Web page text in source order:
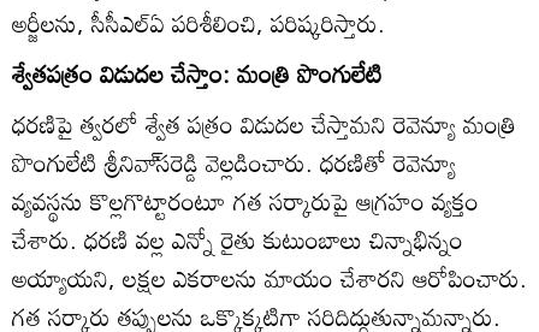
అర్జీలను, సీసీఎల్‌ఏ పరిశీలించి, పరిష్కరిస్తారు.
శ్వేతపత్రం విడుదల చేస్తాం: మంత్రి పొంగులేటి
ధరణిపై త్వరలో శ్వేత పత్రం విడుదల చేస్తామని రెవెన్యూ మంత్రి
పొంగులేటి శ్రీనివా్‌సరెడ్డి వెల్లడించారు. ధరణితో రెవెన్యూ
వ్యవస్థను కొల్లగొట్టారంటూ గత సర్కారుపై ఆగ్రహం వ్యక్తం
చేశారు. ధరణి వల్ల ఎన్నో రైతు కుటుంబాలు చిన్నాభిన్నం
అయ్యాయని, లక్షల ఎకరాలను మాయం చేశారని ఆరోపించారు.
గత సర్కారు తప్పులను ఒక్కొక్కటిగా సరిదిద్దుతున్నామన్నారు.